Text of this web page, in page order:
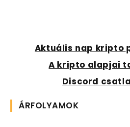
Aktuális nap kripto
A kripto alapjai
Discord
ÁRFOLYAMOK